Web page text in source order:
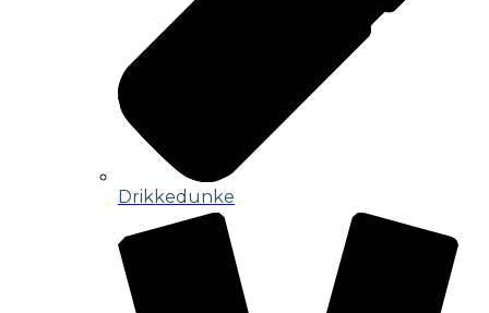
Drikkedunke